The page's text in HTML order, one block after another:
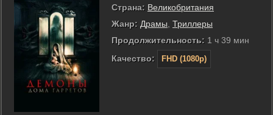
Страна: Великобритания
Жанр: Драмы Триллеры
Продолжительность: 1 ч 39 мин
Качество:
FHD (1080p)